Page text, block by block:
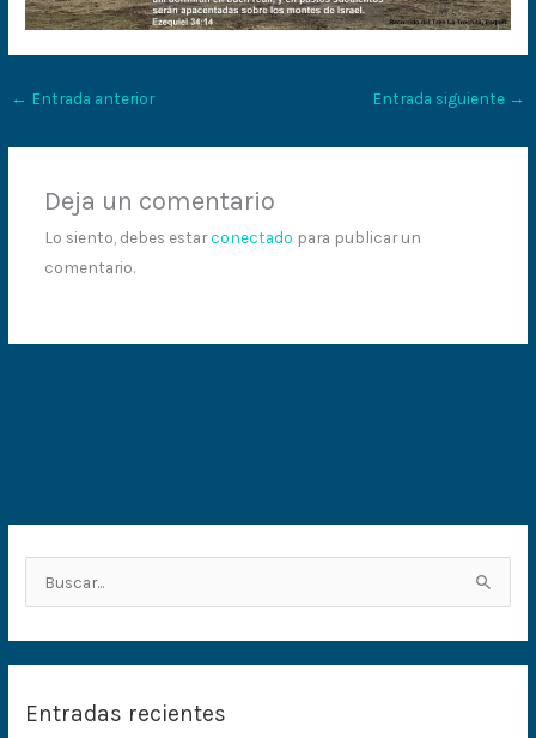
← Entrada anterior Entrada siguiente →
Deja un comentario
Lo siento, debes estarconectado para publicar un
comentario.
a
Entradas recientes